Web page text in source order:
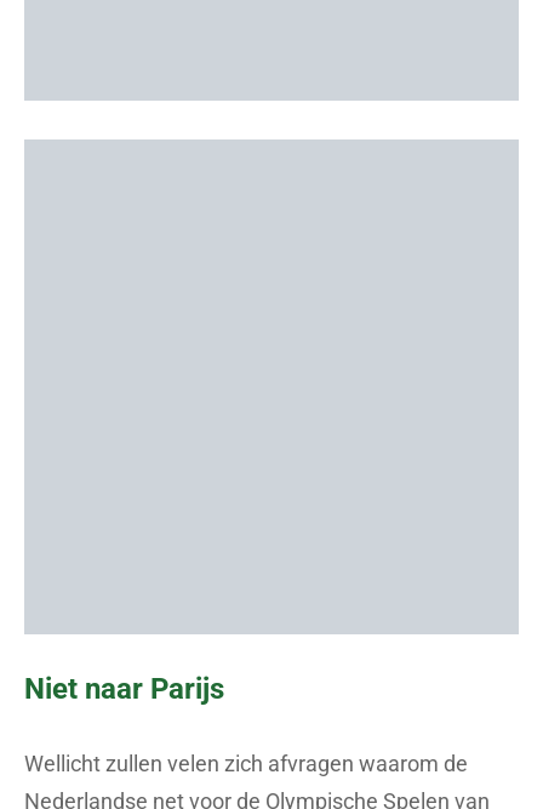
Niet naar Parijs
Wellicht zullen velen zich afvragen waarom de
Nederlandse net voor de Olympische Spelen van